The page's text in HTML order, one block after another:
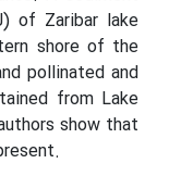
of Zaribar lake
shore of the
pollinated and
from Lake
show that